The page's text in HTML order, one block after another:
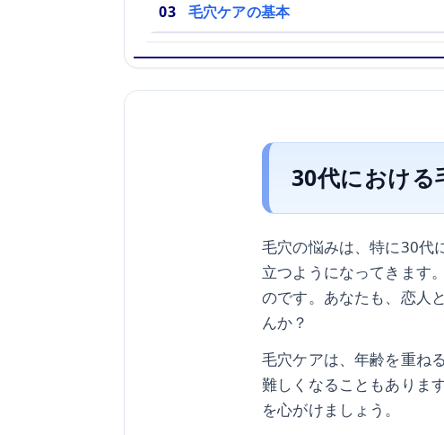
毛穴ケアの基本
30代における
毛穴の悩みは、特に30代
立つようになってきます
のです。あなたも、恋人
んか？
毛穴ケアは、年齢を重ね
難しくなることもありま
を心がけましょう。